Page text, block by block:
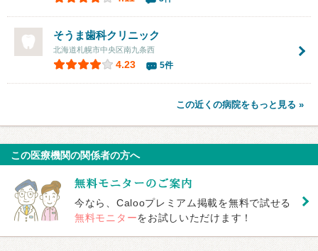
そうま歯科クリニック
北海道札幌市中央区南九条西
4.23 5件
この近くの病院をもっと見る »
この医療機関の関係者の方へ
今なら、Calooプレミアム掲載を無料で試せる
無料モニターをお試しいただけます！